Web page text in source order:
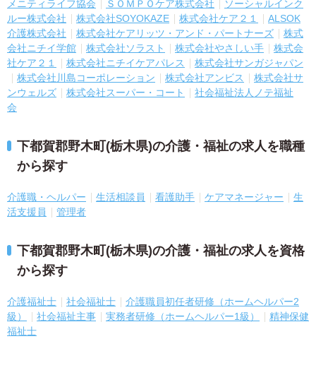
メニティライフ協会 ＳＯＭＰＯケア株式会社
ソーシャルインク
ルー株式会社
株式会社SOYOKAZE 株式会社ケア２１
ALSOK
介護株式会社
株式会社ケアリッツ・アンド・パートナーズ
株式
会社ニチイ学館
株式会社ソラスト 株式会社やさしい手
株式会
社ケア２１
株式会社ニチイケアパレス
株式会社サンガジャパン
株式会社川島コーポレーション
株式会社アンビス
株式会社サ
ンウェルズ
株式会社スーパー・コート
社会福祉法人ノテ福祉
会
下都賀郡野木町(栃木県)の介護・福祉の求人を職種
から探す
介護職・ヘルパー 生活相談員 看護助手 ケアマネージャー
生
活支援員
管理者
下都賀郡野木町(栃木県)の介護・福祉の求人を資格
から探す
介護福祉士 社会福祉士
介護職員初任者研修（ホームヘルパー2
級）
社会福祉主事 実務者研修（ホームヘルパー1級）
精神保健
福祉士